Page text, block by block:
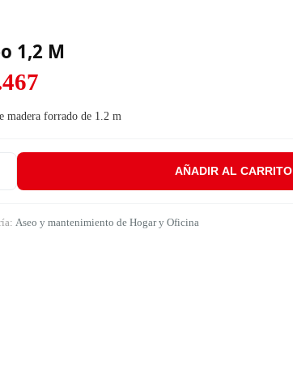
1,2 M
madera forrado de 1.2 m
M cantidad AÑADIR AL CARRITO
Aseo y mantenimiento de Hogar y Oficina